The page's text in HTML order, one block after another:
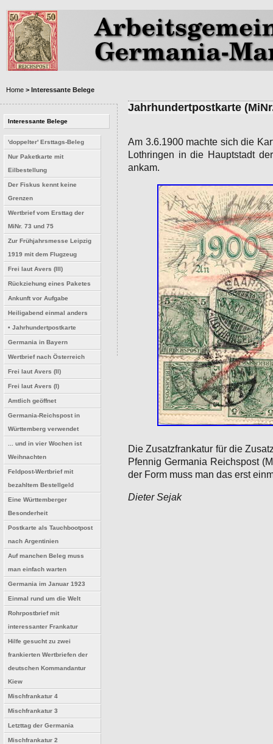
Home > Interessante Belege
Jahrhundertpostkarte
Am 3.6.1900 machte sich die
Lothringen in die Hauptstadt
ankam.
Die Zusatzfrankatur für die
Pfennig Germania Reichspost
der Form muss man das erst
Dieter Sejak
Interessante Belege
'doppelter' Ersttags-Beleg
Nur Paketkarte mit
Eilbestellung
Der Fiskus kennt keine
Grenzen
Wertbrief vom Ersttag der
MiNr. 73 und 75
Zur Frühjahrsmesse Leipzig
1919 mit dem Flugzeug
Frei laut Avers (III)
Rückziehung eines Paketes
Ankunft vor Aufgabe
Heiligabend einmal anders
• Jahrhundertpostkarte
Germania in Bayern
Wertbrief nach Österreich
Frei laut Avers (II)
Frei laut Avers (I)
Amtlich geöffnet
Germania-Reichspost in
Württemberg verwendet
... und in vier Wochen ist
Weihnachten
Feldpost-Wertbrief mit
bezahltem Bestellgeld
Eine Württemberger
Besonderheit
Postkarte als Tauchbootpost
nach Argentinien
Auf manchen Beleg muss
man einfach warten
Germania im Januar 1923
Einmal rund um die Welt
Rohrpostbrief mit
interessanter Frankatur
Hilfe gesucht zu zwei
frankierten Wertbriefen der
deutschen Kommandantur
Kiew
Mischfrankatur 4
Mischfrankatur 3
Letzttag der Germania
Mischfrankatur 2